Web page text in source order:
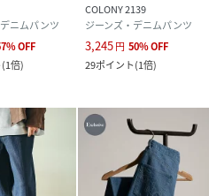
ニムパンツ
%OFF
(1倍)
COLONY 2139
ジーンズ・デニムパンツ
3,245円 50%OFF
29ポイント(1倍)